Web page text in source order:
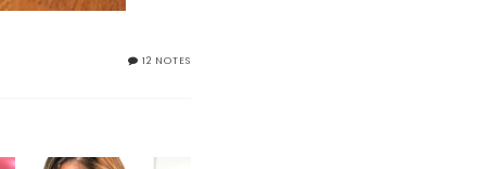
12 NOTES